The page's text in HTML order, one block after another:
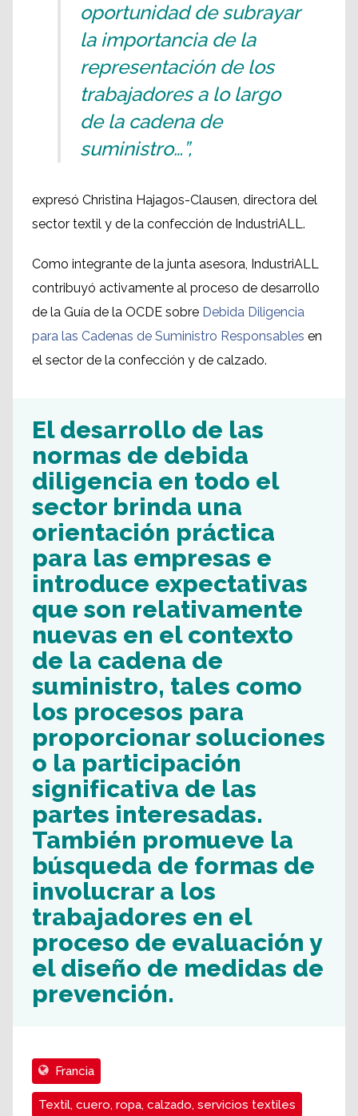
oportunidad de subrayar
la importancia de la
representación de los
trabajadores a lo largo
de la cadena de
suministro…”,
expresó Christina Hajagos-Clausen, directora del
sector textil y de la confección de IndustriALL.
Como integrante de la junta asesora, IndustriALL
contribuyó activamente al proceso de desarrollo
de la Guía de la OCDE sobre Debida Diligencia
para las Cadenas de Suministro Responsables en
el sector de la confección y de calzado.
El desarrollo de las
normas de debida
diligencia en todo el
sector brinda una
orientación práctica
para las empresas e
introduce expectativas
que son relativamente
nuevas en el contexto
de la cadena de
suministro, tales como
los procesos para
proporcionar soluciones
o la participación
significativa de las
partes interesadas.
También promueve la
búsqueda de formas de
involucrar a los
trabajadores en el
proceso de evaluación y
el diseño de medidas de
prevención.
Francia
Textil, cuero, ropa, calzado, servicios textiles